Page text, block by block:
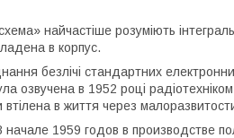
найчастіше розуміють
в корпус.
безлічі стандартних
озвучена в 1952 році
в життя через
1959 годов в производстве